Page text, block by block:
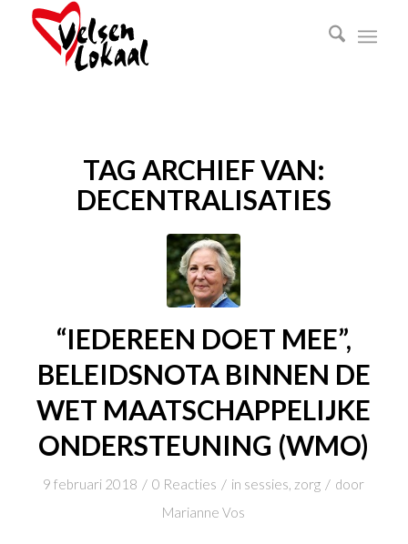
TAG ARCHIEF VAN:
DECENTRALISATIES
“IEDEREEN DOET MEE”,
BELEIDSNOTA BINNEN DE
WET MAATSCHAPPELIJKE
ONDERSTEUNING (WMO)
9 februari 2018 / 0 Reacties / in sessies, zorg / door
Marianne Vos